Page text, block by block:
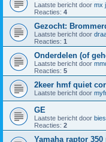
Laatste bericht door mx
Reacties: 4
Gezocht:
Laatste bericht door
Reacties: 1
Onderdelen (of
Laatste bericht door
Reacties: 5
2keer hmf quiet
Laatste bericht door
GE
Laatste bericht door
Reacties: 2
Yamaha raptor